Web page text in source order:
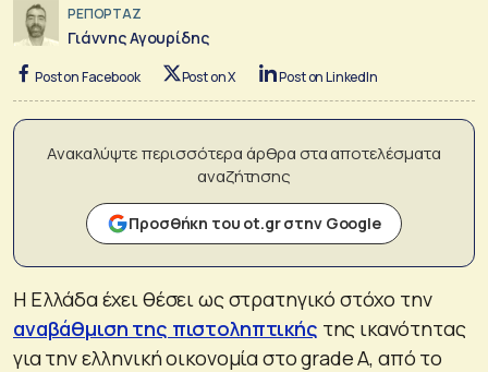
ΡΕΠΟΡΤΑΖ
Γιάννης Αγουρίδης
Post on Facebook Post on X Post on LinkedIn
Ανακαλύψτε περισσότερα άρθρα στα αποτελέσματα
αναζήτησης
Προσθήκη του ot.gr στην Google
Η Ελλάδα έχει θέσει ως στρατηγικό στόχο την
αναβάθμιση της πιστοληπτικής της ικανότητας
για την ελληνική οικονομία στο grade A, από το